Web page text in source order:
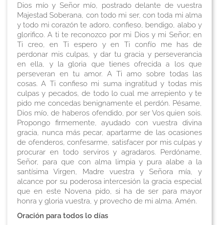
Dios mío y Señor mío, postrado delante de vuestra
Majestad Soberana, con todo mi ser, con toda mi alma
y todo mi corazón te adoro, confieso, bendigo, alabo y
glorifico. A ti te reconozco por mi Dios y mi Señor; en
Ti creo, en Ti espero y en Ti confío me has de
perdonar mis culpas, y dar tu gracia y perseverancia
en ella, y la gloria que tienes ofrecida a los que
perseveran en tu amor. A Ti amo sobre todas las
cosas. A Ti confieso mi suma ingratitud y todas mis
culpas y pecados, de todo lo cual me arrepiento y te
pido me concedas benignamente el perdón. Pésame,
Dios mío, de haberos ofendido, por ser Vos quien sois.
Propongo firmemente, ayudado con vuestra divina
gracia, nunca más pecar, apartarme de las ocasiones
de ofenderos, confesarme, satisfacer por mis culpas y
procurar en todo serviros y agradaros. Perdóname,
Señor, para que con alma limpia y pura alabe a la
santísima Virgen, Madre vuestra y Señora mía, y
alcance por su poderosa intercesión la gracia especial
que en este Novena pido, si ha de ser para mayor
honra y gloria vuestra, y provecho de mi alma. Amén.
Oración para todos lo días